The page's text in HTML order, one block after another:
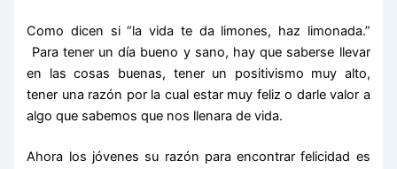
Como dicen si “la vida te da limones, haz limonada.”
Para tener un día bueno y sano, hay que saberse llevar
en las cosas buenas, tener un positivismo muy alto,
tener una razón por la cual estar muy feliz o darle valor a
algo que sabemos que nos llenara de vida.
Ahora los jóvenes su razón para encontrar felicidad es